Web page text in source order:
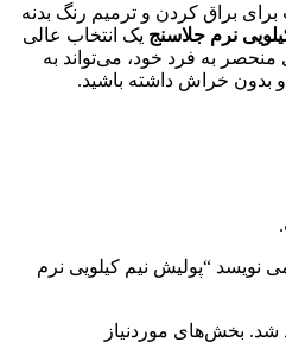
برای براق کردن و ترمیم رنگ بدنه
نرم جلاسنج یک انتخاب عالی
به فرد خود، می‌تواند به
بدون خراش داشته باشید.
نویسد “پولیش نیم کیلویی نرم
شد. بخش‌های موردنیاز